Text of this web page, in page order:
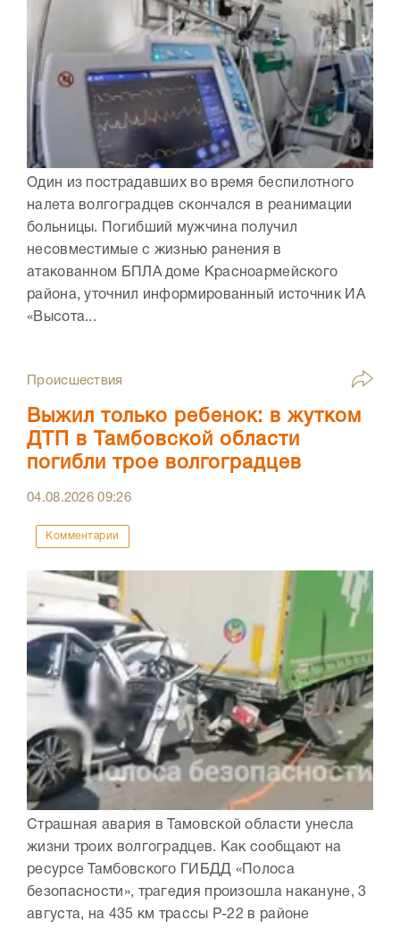
Один из пострадавших во время беспилотного
налета волгоградцев скончался в реанимации
больницы. Погибший мужчина получил
несовместимые с жизнью ранения в
атакованном БПЛА доме Красноармейского
района, уточнил информированный источник ИА
«Высота...
Происшествия
Выжил только ребенок: в жутком
ДТП в Тамбовской области
погибли трое волгоградцев
04.08.202609:26
Комментарии
Страшная авария в Тамовской области унесла
жизни троих волгоградцев. Как сообщают на
ресурсе Тамбовского ГИБДД «Полоса
безопасности», трагедия произошла накануне, 3
августа, на 435 км трассы Р-22 в районе